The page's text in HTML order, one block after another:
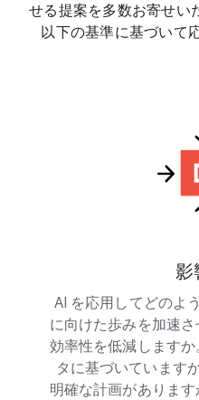
せる提案を多数お寄せい
以下の基準に基づいて
影
AI を応用してどのよ
に向けた歩みを加速
効率性を低減します
タに基づいています
明確な計画がありま